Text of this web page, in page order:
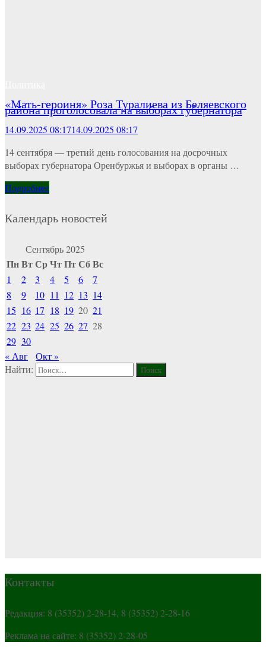
«Мать-героиня» Роза Туралиева из Беляевского
района проголосовала на выборах губернатора
14.09.2025 08:1714.09.2025 08:17
14 сентября — третий день голосования на досрочных
выборах губернатора Оренбуржья и выборах в органы …
Подробнее
Календарь новостей
Сентябрь 2025
ПнВтСрЧтПтСбВс
1 2 3 4 5 6
7
8
9 10 11 12 13 14
15 16 17 18 19 20 21
22 23 24 25 26 27 28
29 30
« Авг
Окт »
Найти:
Контакты
Редакция: 8 (35352) 2-28-14, 8 (35352) 2-28-16
Реклама на сайте: 8 (35352) 2-28-05